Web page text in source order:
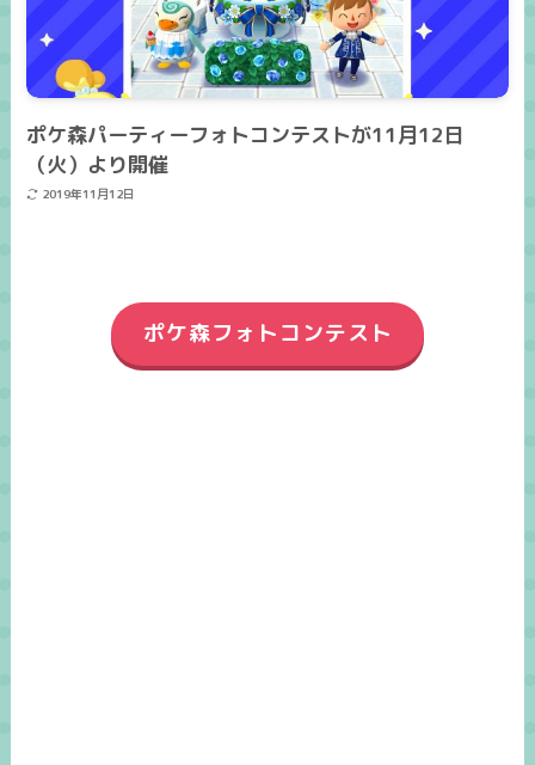
ポケ森パーティーフォトコンテストが11月12日
（火）より開催
2019年11月12日
ポケ森フォトコンテスト